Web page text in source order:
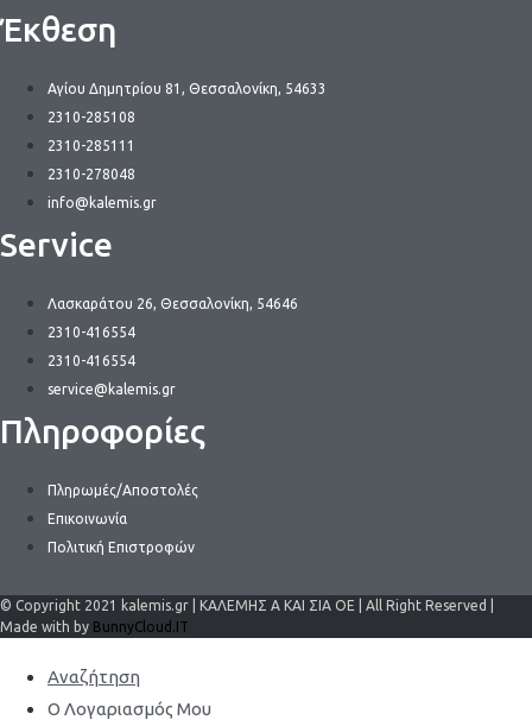
Έκθεση
Αγίου Δημητρίου 81, Θεσσαλονίκη, 54633
2310-285108
2310-285111
2310-278048
info@kalemis.gr
Service
Λασκαράτου 26, Θεσσαλονίκη, 54646
2310-416554
2310-416554
service@kalemis.gr
Πληροφορίες
Πληρωμές/Αποστολές
Επικοινωνία
Πολιτική Επιστροφών
© Copyright 2021 kalemis.gr | ΚΑΛΕΜΗΣ Α ΚΑΙ ΣΙΑ ΟΕ | All Right Reserved |
Made with by BunnyCloud.IT
Αναζήτηση
Ο Λογαριασμός Μου